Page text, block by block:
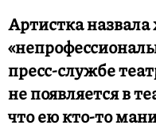
Артистка назвала
пресс-службе
не появляется в
что ею кто-то